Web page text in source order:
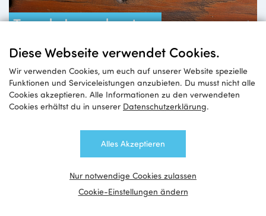
Diese Webseite verwendet Cookies.
Wir verwenden Cookies, um euch auf unserer Website spezielle
Funktionen und Serviceleistungen anzubieten. Du musst nicht alle
Cookies akzeptieren. Alle Informationen zu den verwendeten
Cookies erhältst du in unserer Datenschutzerklärung.
Alles Akzeptieren
Nur notwendige Cookies zulassen
Cookie-Einstellungen ändern
Tour de Jugendzentren
Bist du bereit für die Challenge?